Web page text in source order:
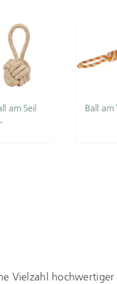
am Seil
Ball am
Vielzahl